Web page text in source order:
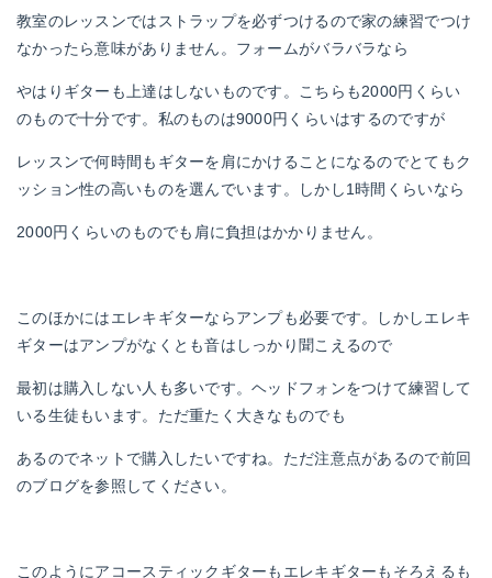
教室のレッスンではストラップを必ずつけるので家の練習でつけ
なかったら意味がありません。フォームがバラバラなら
やはりギターも上達はしないものです。こちらも2000円くらい
のもので十分です。私のものは9000円くらいはするのですが
レッスンで何時間もギターを肩にかけることになるのでとてもク
ッション性の高いものを選んでいます。しかし1時間くらいなら
2000円くらいのものでも肩に負担はかかりません。
このほかにはエレキギターならアンプも必要です。しかしエレキ
ギターはアンプがなくとも音はしっかり聞こえるので
最初は購入しない人も多いです。ヘッドフォンをつけて練習して
いる生徒もいます。ただ重たく大きなものでも
あるのでネットで購入したいですね。ただ注意点があるので前回
のブログを参照してください。
このようにアコースティックギターもエレキギターもそろえるも